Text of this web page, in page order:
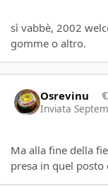
sì vabbè, 2002
gomme o altro.
Osrevinu
Inviata
Ma alla fine della
presa in quel posto